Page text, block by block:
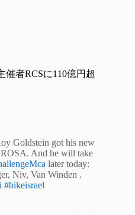
催者RCSに110億円超
Goldstein got his new
And he will take
later today:
Niv, Van Winden .
#bikeisrael